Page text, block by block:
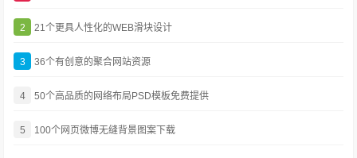
2 21个更具人性化的WEB滑块设计
3 36个有创意的聚合网站资源
4 50个高品质的网络布局PSD模板免费提供
5 100个网页微博无缝背景图案下载